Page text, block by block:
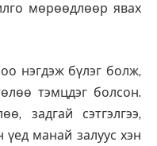
мөрөөдлөөр явах
нэгдэж бүлэг болж,
тэмцдэг болсон.
задгай сэтгэлгээ,
манай залуус хэн